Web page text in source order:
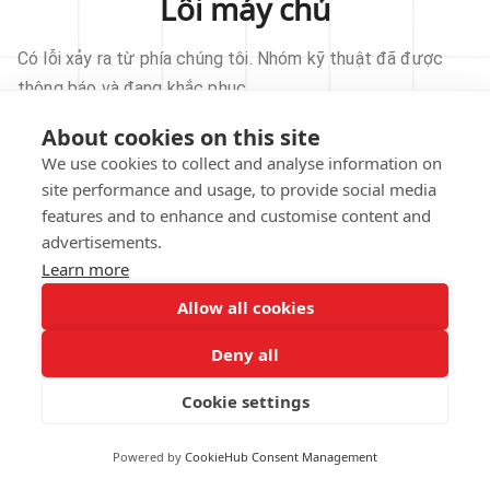
About cookies on this site
We use cookies to collect and analyse information on
site performance and usage, to provide social media
features and to enhance and customise content and
advertisements.
Learn more
Allow all cookies
Deny all
Cookie settings
Powered by CookieHub Consent Management
Lỗi máy chủ
Có lỗi xảy ra từ phía chúng tôi. Nhóm kỹ thuật đã được
thông báo và đang khắc phục.
THỬ LẠI
VỀ TRANG CHỦ
notified.